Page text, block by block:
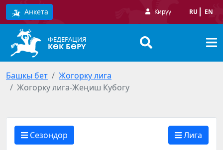
Анкета Кирүү RU EN
ФЕДЕРАЦИЯ
КӨК БӨРҮ
Башкы бет
Жогорку лига
Жогорку лига-Жеңиш Кубогу
Сезондор Лига